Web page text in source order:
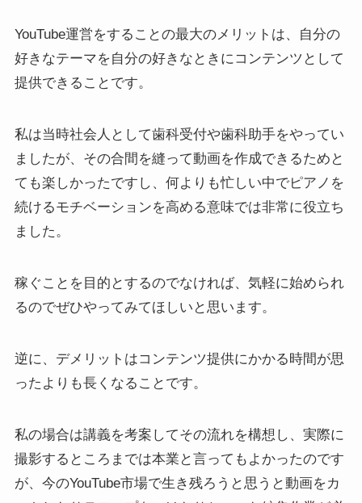
YouTube運営をすることの最大のメリットは、自分の
好きなテーマを自分の好きなときにコンテンツとして
提供できることです。
私は当時社会人として歯科受付や歯科助手をやってい
ましたが、その合間を縫って動画を作成できるためと
ても楽しかったですし、何よりも忙しい中でピアノを
続けるモチベーションを高める意味では非常に役立ち
ました。
稼ぐことを目的とするのでなければ、気軽に始められ
るのでぜひやってみてほしいと思います。
逆に、デメリットはコンテンツ提供にかかる時間が思
ったよりも長くなることです。
私の場合は講義を考案してその流れを構想し、実際に
撮影するところまでは本業と言ってもよかったのです
が、今のYouTube市場で生き残ろうと思うと動画をカ